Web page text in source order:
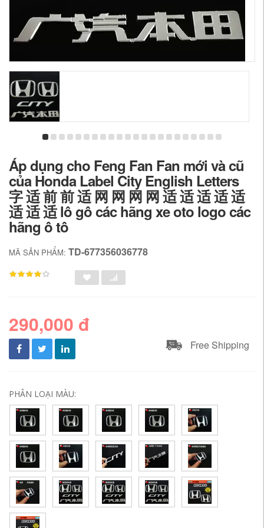
Áp dụng cho Feng Fan Fan mới và cũ
của Honda Label City English Letters
字 适 前 前 适 网 网 网 网 适 适 适 适 适
适 适 适 lô gô các hãng xe oto logo các
hãng ô tô
MÃ SẢN PHẨM: TD-677356036778
290,000 đ
Free Shipping
PHÂN LOẠI MÀU: